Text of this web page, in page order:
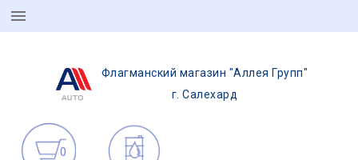
Флагманский магазин "Аллея Групп"
г. Салехард
0